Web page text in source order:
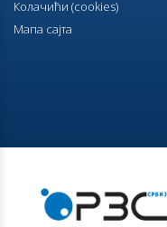
Колачићи (cookies)
Мапа сајта